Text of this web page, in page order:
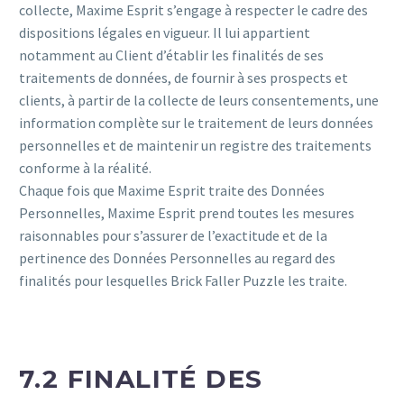
collecte, Maxime Esprit s’engage à respecter le cadre des
dispositions légales en vigueur. Il lui appartient
notamment au Client d’établir les finalités de ses
traitements de données, de fournir à ses prospects et
clients, à partir de la collecte de leurs consentements, une
information complète sur le traitement de leurs données
personnelles et de maintenir un registre des traitements
conforme à la réalité.
Chaque fois que Maxime Esprit traite des Données
Personnelles, Maxime Esprit prend toutes les mesures
raisonnables pour s’assurer de l’exactitude et de la
pertinence des Données Personnelles au regard des
finalités pour lesquelles Brick Faller Puzzle les traite.
7.2 FINALITÉ DES